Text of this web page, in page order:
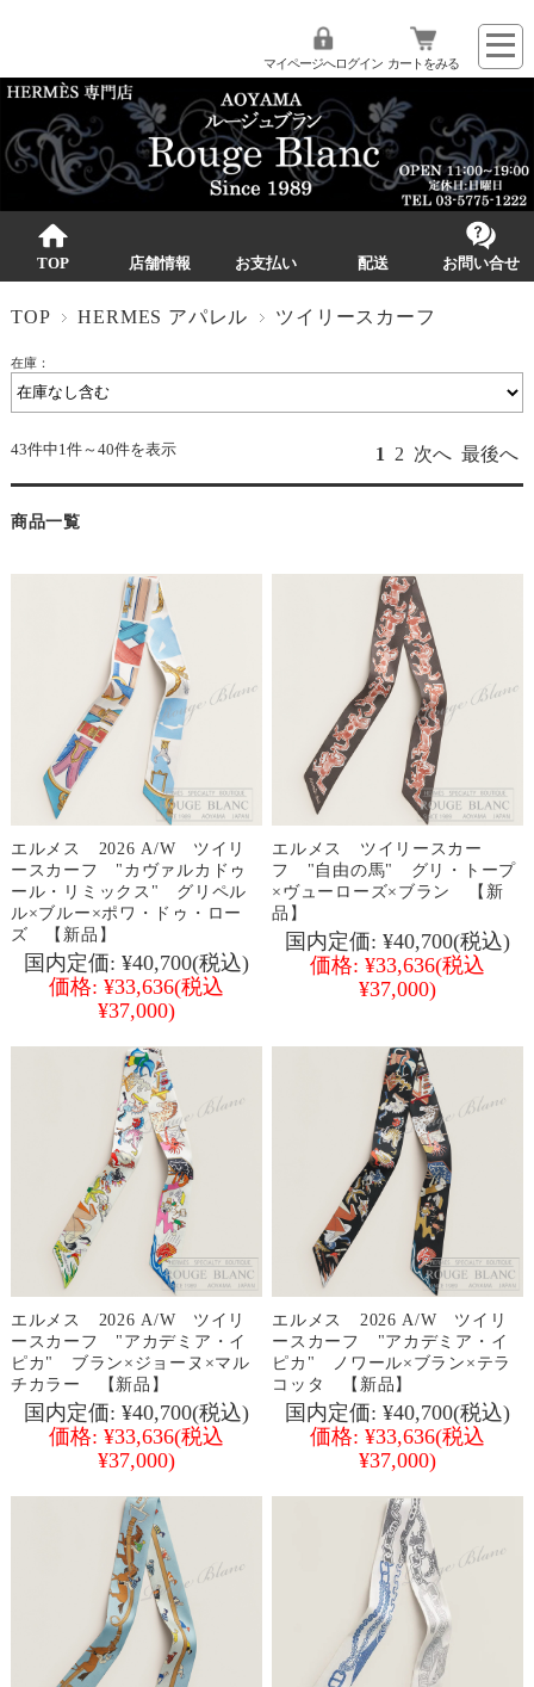
マイページへログイン カートをみる
TOP 店舗情報 お支払い 配送 お問い合せ
TOP HERMES アパレル ツイリースカーフ
在庫：
43件中1件～40件を表示 1 2 次へ 最後へ
商品一覧
エルメス 2026 A/W ツイリ
ースカーフ "カヴァルカドゥ
ール・リミックス" グリペル
ル×ブルー×ポワ・ドゥ・ロー
ズ 【新品】
国内定価: ¥40,700(税込)
価格: ¥33,636(税込
¥37,000)
エルメス ツイリースカー
フ "自由の馬" グリ・トープ
×ヴューローズ×ブラン 【新
品】
国内定価: ¥40,700(税込)
価格: ¥33,636(税込
¥37,000)
エルメス 2026 A/W ツイリ
ースカーフ "アカデミア・イ
ピカ" ブラン×ジョーヌ×マル
チカラー 【新品】
国内定価: ¥40,700(税込)
価格: ¥33,636(税込
¥37,000)
エルメス 2026 A/W ツイリ
ースカーフ "アカデミア・イ
ピカ" ノワール×ブラン×テラ
コッタ 【新品】
国内定価: ¥40,700(税込)
価格: ¥33,636(税込
¥37,000)